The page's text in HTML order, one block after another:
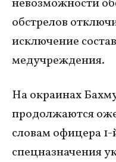
невозможности
обстрелов
исключение
медучреждения.
На окраинах
продолжаются
словам офицера
спецназначения